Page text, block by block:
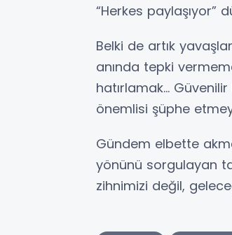
“Herkes paylaşıyor”
Belki de artık
anında tepki
hatırlamak…
önemlisi şüphe
Gündem elbette
yönünü sorgulayan
zihnimizi değil,